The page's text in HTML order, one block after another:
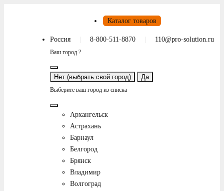
Каталог товаров
Россия 8-800-511-8870 110@pro-solution.ru
Ваш город ?
Нет (выбрать свой город) Да
Выберите ваш город из списка
Архангельск
Астрахань
Барнаул
Белгород
Брянск
Владимир
Волгоград